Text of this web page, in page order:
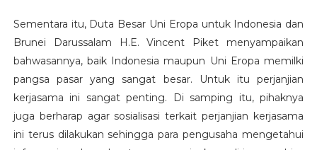
Sementara itu, Duta Besar Uni Eropa untuk Indonesia dan
Brunei Darussalam H.E. Vincent Piket menyampaikan
bahwasannya, baik Indonesia maupun Uni Eropa memilki
pangsa pasar yang sangat besar. Untuk itu perjanjian
kerjasama ini sangat penting. Di samping itu, pihaknya
juga berharap agar sosialisasi terkait perjanjian kerjasama
ini terus dilakukan sehingga para pengusaha mengetahui